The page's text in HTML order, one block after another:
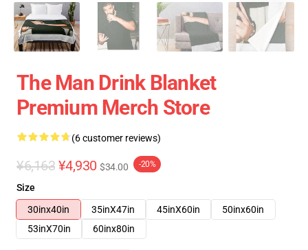
The Man Drink Blanket
Premium Merch Store
(6 customer reviews)
¥6,163 ¥4,930 $34.00 -20%
Size
30inx40in
35inX47in 45inX60in
50inx60in
53inX70in
60inx80in